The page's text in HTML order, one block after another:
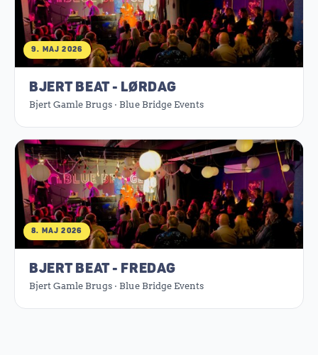
9. MAJ 2026
BJERT BEAT - LØRDAG
Bjert Gamle Brugs · Blue Bridge Events
8. MAJ 2026
BJERT BEAT - FREDAG
Bjert Gamle Brugs · Blue Bridge Events